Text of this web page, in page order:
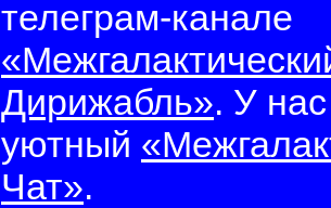
телеграм-канале
Дирижабль». У
уютный
Чат».